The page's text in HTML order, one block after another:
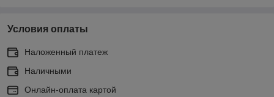
Условия оплаты
Наложенный платеж
Наличными
Онлайн-оплата картой